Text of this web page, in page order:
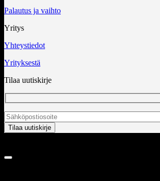
Palautus ja vaihto
Yritys
Yhteystiedot
Yrityksestä
Tilaa uutiskirje